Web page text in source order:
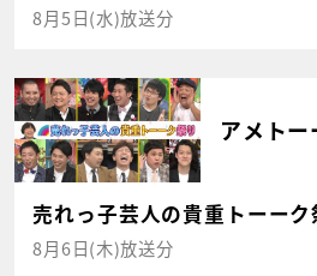
8月5日(水)放送分
アメトー
売れっ子芸人の貴重トーー
8月6日(木)放送分